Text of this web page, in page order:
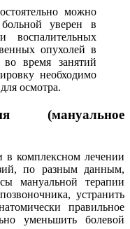
можно
уверен в
воспалительных
опухолей в
время занятий
необходимо
осмотра.
(мануальное
в комплексном лечении
по разным данным,
мануальной терапии
устранить
правильное
уменьшить болевой